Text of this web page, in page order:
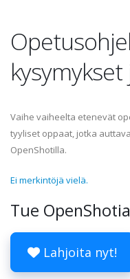
Vaihe vaiheelta etenevät
tyyliset oppaat, jotka
OpenShotilla.
Ei merkintöjä vielä.
Tue OpenShotia
Lahjoita nyt!